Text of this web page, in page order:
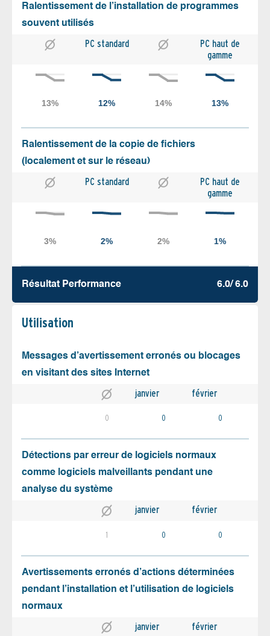
Ralentissement de l’installation de programmes
souvent utilisés
PC standard
PC haut de
gamme
Ralentissement de la copie de fichiers
(localement et sur le réseau)
PC standard
PC haut de
gamme
Résultat Performance 6.0/ 6.0
Utilisation
Messages d’avertissement erronés ou blocages
en visitant des sites Internet
janvier février
0 0 0
Détections par erreur de logiciels normaux
comme logiciels malveillants pendant une
analyse du système
janvier février
1 0 0
Avertissements erronés d’actions déterminées
pendant l’installation et l’utilisation de logiciels
normaux
janvier février